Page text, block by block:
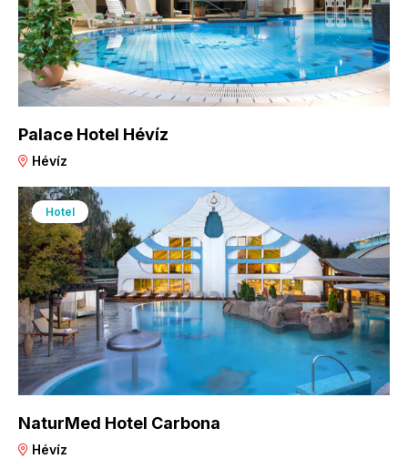
Palace Hotel Hévíz
Hévíz
Hotel
NaturMed Hotel Carbona
Hévíz